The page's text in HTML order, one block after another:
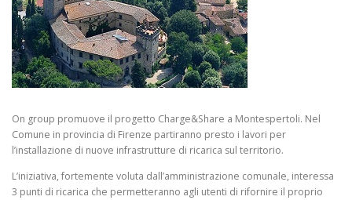
On group promuove il progetto Charge&Share a Montespertoli. Nel
Comune in provincia di Firenze partiranno presto i lavori per
l’installazione di nuove infrastrutture di ricarica sul territorio.
L’iniziativa, fortemente voluta dall’amministrazione comunale, interessa
3 punti di ricarica che permetteranno agli utenti di rifornire il proprio